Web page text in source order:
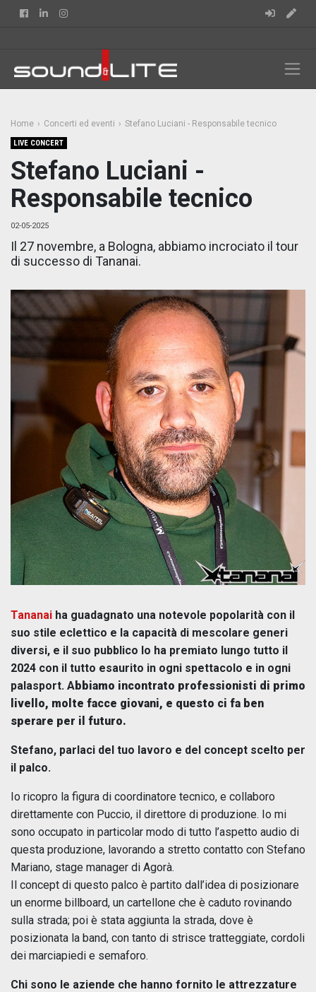
FacebookLinkedin
Home Concerti ed eventi Stefano Luciani - Responsabile tecnico
LIVE CONCERT
Stefano Luciani -
Responsabile tecnico
02-05-2025
Il 27 novembre, a Bologna, abbiamo incrociato il tour
di successo di Tananai.
Tananai ha guadagnato una notevole popolarità con il
suo stile eclettico e la capacità di mescolare generi
diversi, e il suo pubblico lo ha premiato lungo tutto il
2024 con il tutto esaurito in ogni spettacolo e in ogni
palasport. Abbiamo incontrato professionisti di primo
livello, molte facce giovani, e questo ci fa ben
sperare per il futuro.
Stefano, parlaci del tuo lavoro e del concept scelto per
il palco.
Io ricopro la figura di coordinatore tecnico, e collaboro
direttamente con Puccio, il direttore di produzione. Io mi
sono occupato in particolar modo di tutto l’aspetto audio di
questa produzione, lavorando a stretto contatto con Stefano
Mariano, stage manager di Agorà.
Il concept di questo palco è partito dall’idea di posizionare
un enorme billboard, un cartellone che è caduto rovinando
sulla strada; poi è stata aggiunta la strada, dove è
posizionata la band, con tanto di strisce tratteggiate, cordoli
dei marciapiedi e semaforo.
Chi sono le aziende che hanno fornito le attrezzature